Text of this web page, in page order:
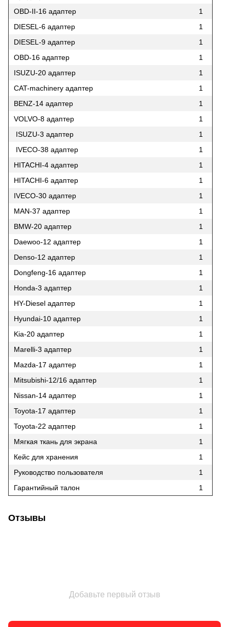
OBD-II-16 адаптер
1
DIESEL-6 адаптер
1
DIESEL-9 адаптер
1
OBD-16 адаптер
1
ISUZU-20 адаптер
1
CAT-machinery адаптер
1
BENZ-14 адаптер
1
VOLVO-8 адаптер
1
ISUZU-3 адаптер
1
IVECO-38 адаптер
1
HITACHI-4 адаптер
1
HITACHI-6 адаптер
1
IVECO-30 адаптер
1
MAN-37 адаптер
1
BMW-20 адаптер
1
Daewoo-12 адаптер
1
Denso-12 адаптер
1
Dongfeng-16 адаптер
1
Honda-3 адаптер
1
HY-Diesel адаптер
1
Hyundai-10 адаптер
1
Kia-20 адаптер
1
Marelli-3 адаптер
1
Mazda-17 адаптер
1
Mitsubishi-12/16 адаптер
1
Nissan-14 адаптер
1
Toyota-17 адаптер
1
Toyota-22 адаптер
1
Мягкая ткань для экрана
1
Кейс для хранения
1
Руководство пользователя
1
Гарантийный талон
1
Отзывы
Добавьте первый отзыв